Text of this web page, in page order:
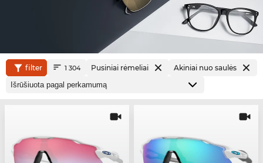
filter 1 304 Pusiniai rėmeliai Akiniai nuo saulės